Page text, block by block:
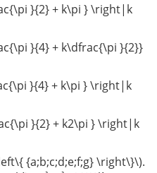
}{2} + k\pi } \right|k
}{4} + k\dfrac{\pi }{2}}
}{4} + k\pi } \right|k
}{2} + k2\pi } \right|k
{a;b;c;d;e;f;g} \right\}\).